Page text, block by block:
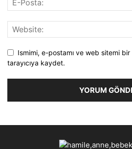
Ismimi, e-postamı ve web sitemi
tarayıcıya kaydet.